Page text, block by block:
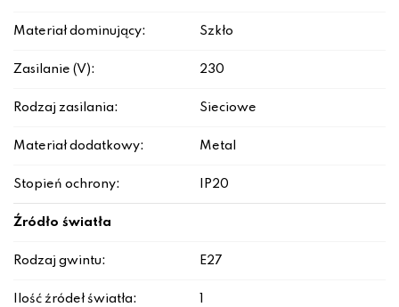
Materiał dominujący: Szkło
Zasilanie (V): 230
Rodzaj zasilania: Sieciowe
Materiał dodatkowy: Metal
Stopień ochrony: IP20
Źródło światła
Rodzaj gwintu: E27
Ilość źródeł światła: